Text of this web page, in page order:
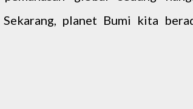
planet Bumi kita